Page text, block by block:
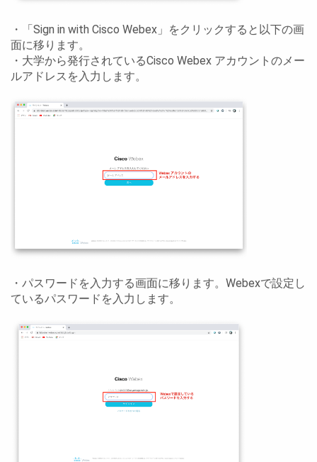
・「Sign in with Cisco Webex」をクリックすると以下の画
面に移ります。
・大学から発行されているCisco Webex アカウントのメー
ルアドレスを入力します。
・パスワードを入力する画面に移ります。Webexで設定し
ているパスワードを入力します。